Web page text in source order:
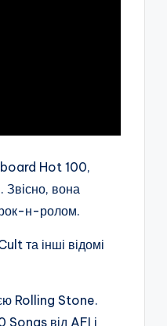
Hot 100,
Звісно, вона
рок-н-ролом.
та інші відомі
Rolling Stone.
Songs від AFI і